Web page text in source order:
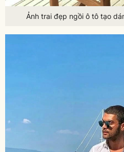
Ảnh trai đẹp ngồi ô tô tạo